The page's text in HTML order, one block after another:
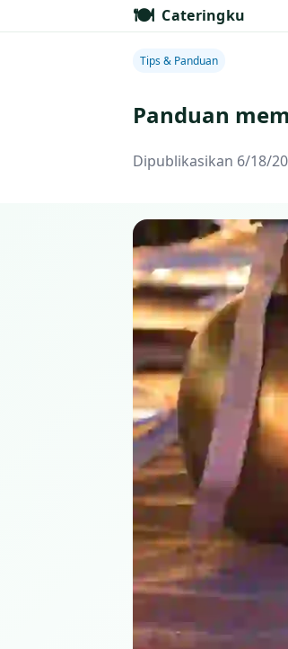
🍽️ Cateringku
Tips & Panduan
Panduan
Dipublikasikan 6/18/